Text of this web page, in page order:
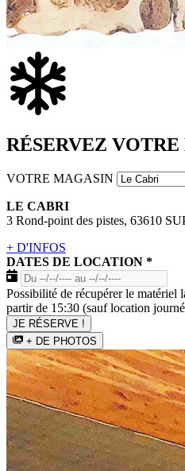
RÉSERVEZ
VOTRE MAGASIN
LE CABRI
3 Rond-point des pistes, 63610
+ D'INFOS
DATES DE LOCATION *
Possibilité de récupérer le matériel
partir de 15:30 (sauf location
JE RÉSERVE !
+ DE PHOTOS